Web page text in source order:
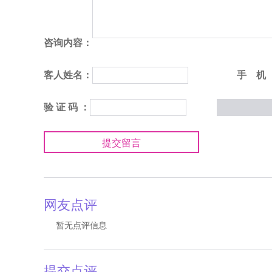
咨询内容：
客人姓名： 手 机
验 证 码 ：
提交留言
网友点评
暂无点评信息